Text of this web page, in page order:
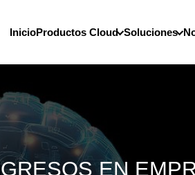
InicioProductos Cloud Soluciones
EN